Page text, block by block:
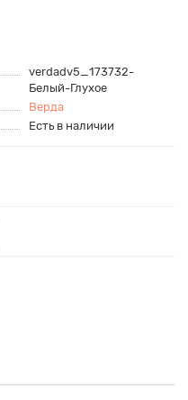
verdadv5_173732-
Белый-Глухое
Верда
Есть в наличии